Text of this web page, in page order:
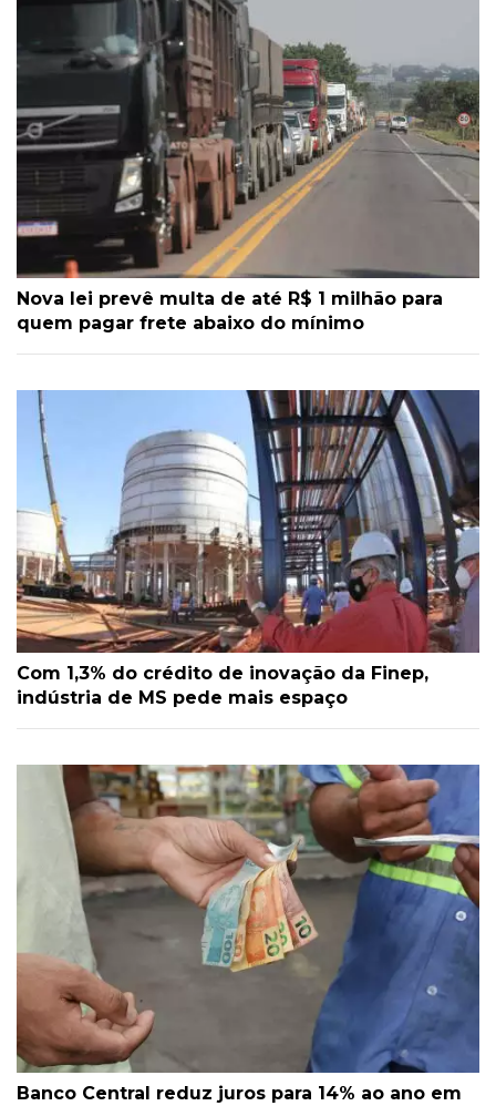
Nova lei prevê multa de até R$ 1 milhão para
quem pagar frete abaixo do mínimo
Com 1,3% do crédito de inovação da Finep,
indústria de MS pede mais espaço
Banco Central reduz juros para 14% ao ano em